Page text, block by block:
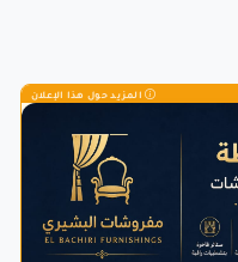
المزيد حول هذا الإعلان